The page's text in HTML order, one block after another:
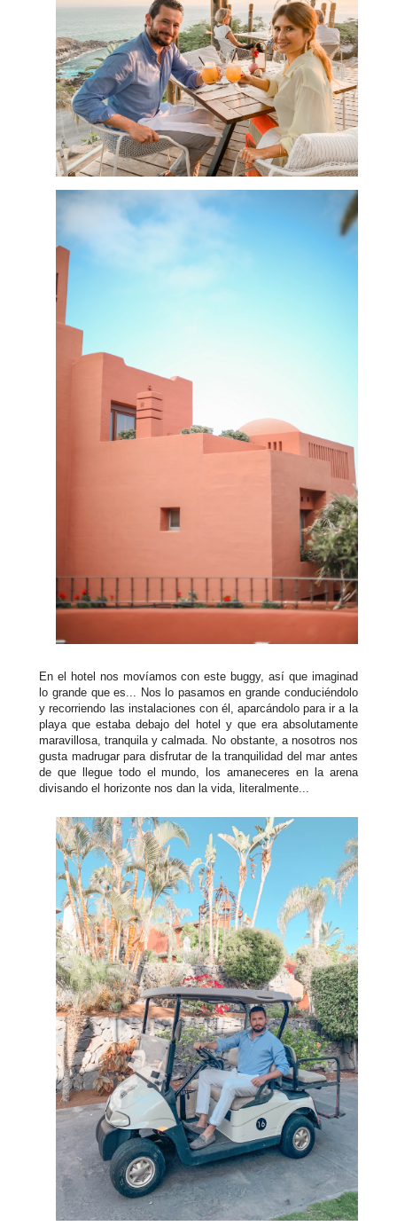
En el hotel nos movíamos con este buggy, así que imaginad
lo grande que es... Nos lo pasamos en grande conduciéndolo
y recorriendo las instalaciones con él, aparcándolo para ir a la
playa que estaba debajo del hotel y que era absolutamente
maravillosa, tranquila y calmada. No obstante, a nosotros nos
gusta madrugar para disfrutar de la tranquilidad del mar antes
de que llegue todo el mundo, los amaneceres en la arena
divisando el horizonte nos dan la vida, literalmente...